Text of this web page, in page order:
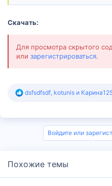
Скачать:
Для просмотра скрытого
или зарегистрироваться.
Р
к
dsfsdfsdf kotunis и
Войдите или
Похожие темы